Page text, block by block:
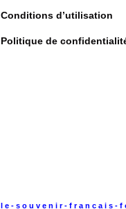
Conditions d’utilisation
Politique de
le-souvenir-francais-